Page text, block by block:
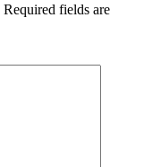
Required fields are